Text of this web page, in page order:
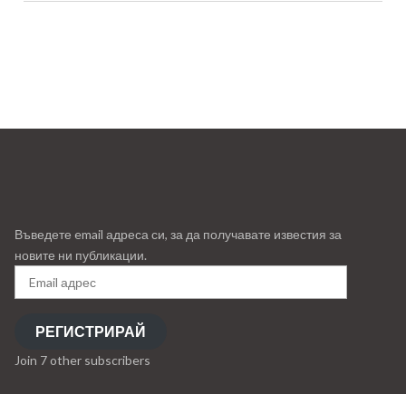
Въведете email адреса си, за да получавате известия за
новите ни публикации.
Email
адрес
РЕГИСТРИРАЙ
Join 7 other subscribers